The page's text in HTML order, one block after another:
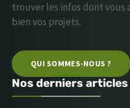
trouver les infos dont vous
bien vos projets.
QUI SOMMES-NOUS ?
Nos derniers articles